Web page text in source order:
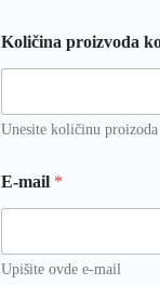
a
s
Količina proizvoda
Unesite količinu
E-mail *
Upišite ovde e-mail